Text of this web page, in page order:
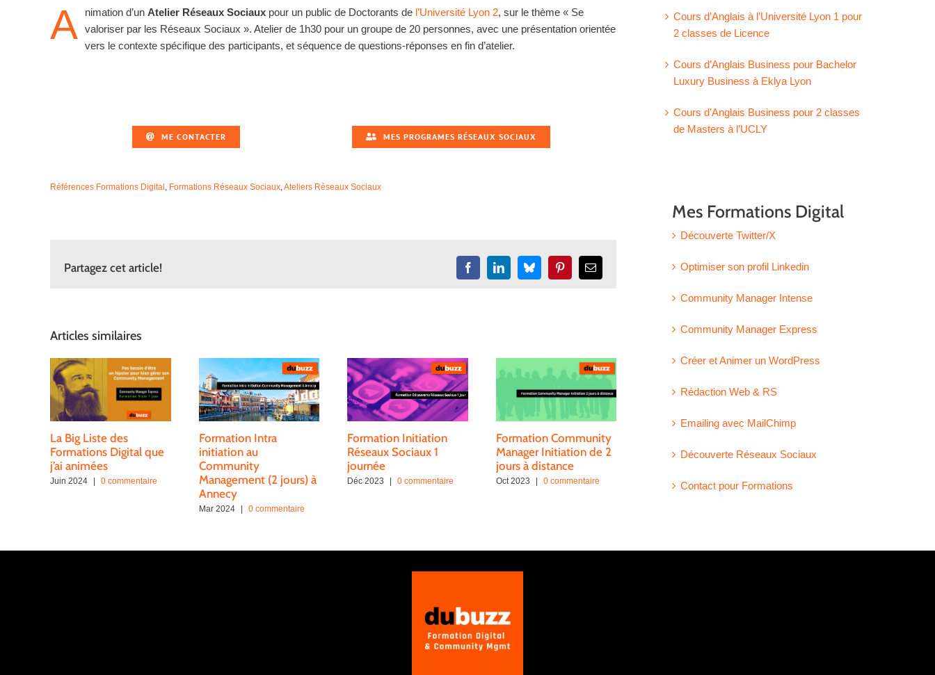
A nimation d’un Atelier Réseaux Sociaux pour un public de Doctorants de l’Université Lyon 2, sur le thème « Se
valoriser par les Réseaux Sociaux ». Atelier de 1h30 pour un groupe de 20 personnes, avec une présentation orientée
vers le contexte spécifique des participants, et séquence de questions-réponses en fin d’atelier.
ME CONTACTER MES PROGRAMES RÉSEAUX SOCIAUX
Références Formations Digital Formations Réseaux Sociaux Ateliers Réseaux Sociaux
Partagez cet article! FacebookLinkedInBlueskyPinterestEmail
Articles similaires
La Big Liste des
Formations Digital que
j’ai animées
Juin 2024 | 0 commentaire
Formation Intra
initiation au
Community
Management (2 jours) à
Annecy
Mar 2024 | 0 commentaire
Formation Initiation
Réseaux Sociaux 1
journée
Déc 2023 | 0 commentaire
Formation Community
Manager Initiation de 2
jours à distance
Oct 2023 | 0 commentaire
Cours d’Anglais à l’Université Lyon 1 pour
2 classes de Licence
Cours d’Anglais Business pour Bachelor
Luxury Business à Eklya Lyon
Cours d’Anglais Business pour 2 classes
de Masters à l’UCLY
Mes Formations Digital
Découverte Twitter/X
Optimiser son profil Linkedin
Community Manager Intense
Community Manager Express
Créer et Animer un WordPress
Rédaction Web & RS
Emailing avec MailChimp
Découverte Réseaux Sociaux
Contact pour Formations